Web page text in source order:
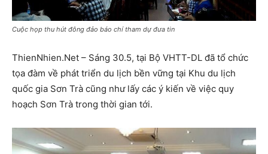
Cuộc họp thu hút đông đảo báo chí tham dự đưa tin
ThienNhien.Net – Sáng 30.5, tại Bộ VHTT-DL đã tổ chức
tọa đàm về phát triển du lịch bền vững tại Khu du lịch
quốc gia Sơn Trà cũng như lấy các ý kiến về việc quy
hoạch Sơn Trà trong thời gian tới.